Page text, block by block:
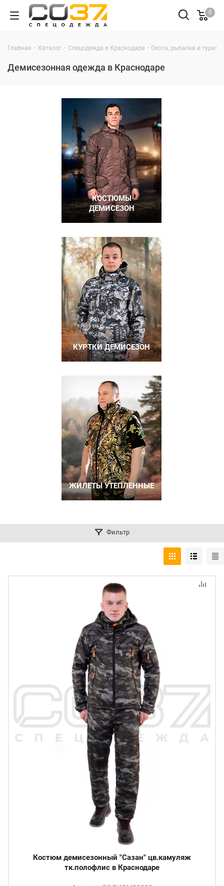
0
Главная - Каталог - Спецодежда в Краснодаре - Охота, рыбалка и
Демисезонная одежда в Краснодаре
КОСТЮМЫ
ДЕМИСЕЗОН
КУРТКИ ДЕМИСЕЗОН
ЖИЛЕТЫ УТЕПЛЕННЫЕ
Фильтр
Костюм демисезонный "Сазан" цв.камуляж
тк.полофлис в Краснодаре